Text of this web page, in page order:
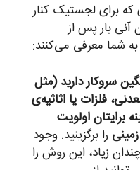
که برای لجستیک کنار
آنی بار پس از
به شما معرفی می‌کنند:
سروکار دارید (مثل
فلزات یا اثاثیه‌ی
اولویت
را برگزینید. وجود
زیاد، این روش را